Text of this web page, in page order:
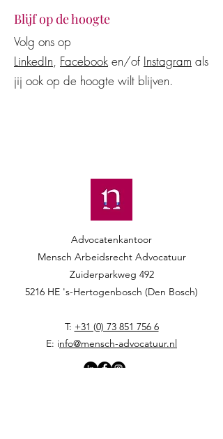
Blijf op de hoogte
Volg ons op
LinkedIn, Facebook en/of Instagram als
jij ook op de hoogte wilt blijven.
Advocatenkantoor
Mensch Arbeidsrecht Advocatuur​​
Zuiderparkweg 492
5216 HE 's-Hertogenbosch (Den Bosch)
T: +31 (0) 73 851 756 6
E: info@mensch-advocatuur.nl